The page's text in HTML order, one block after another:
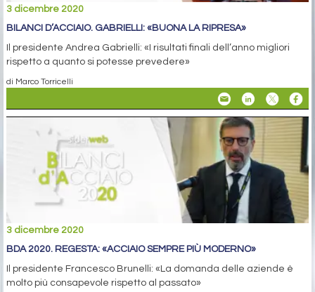
3 dicembre 2020
BILANCI D’ACCIAIO. GABRIELLI: «BUONA LA RIPRESA»
Il presidente Andrea Gabrielli: «I risultati finali dell’anno migliori
rispetto a quanto si potesse prevedere»
di Marco Torricelli
3 dicembre 2020
BDA 2020. REGESTA: «ACCIAIO SEMPRE PIÙ MODERNO»
Il presidente Francesco Brunelli: «La domanda delle aziende è
molto più consapevole rispetto al passato»